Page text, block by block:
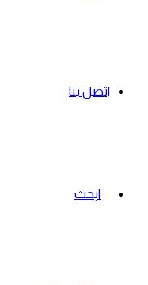
اتصل بنا
ابحث